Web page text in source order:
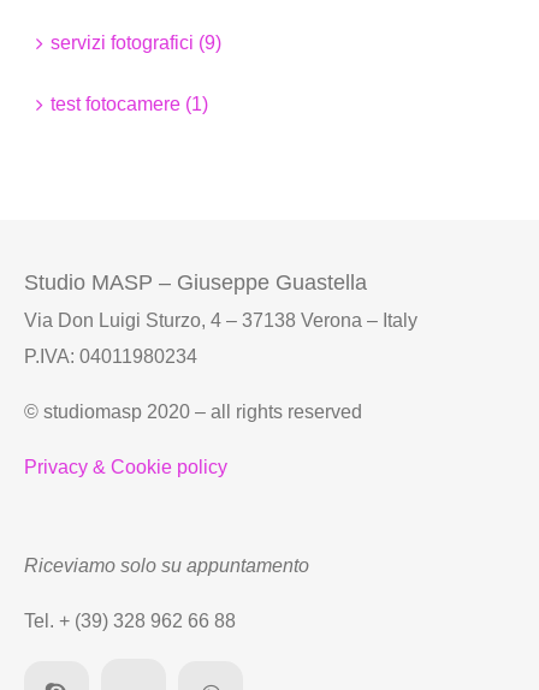
servizi fotografici (9)
test fotocamere (1)
Studio MASP – Giuseppe Guastella
Via Don Luigi Sturzo, 4 – 37138 Verona – Italy
P.IVA: 04011980234
© studiomasp 2020 – all rights reserved
Privacy & Cookie policy
Riceviamo solo su appuntamento
Tel. + (39) 328 962 66 88